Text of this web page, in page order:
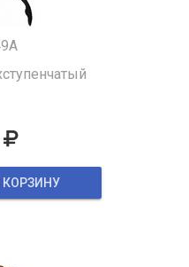
КОРЗИНУ